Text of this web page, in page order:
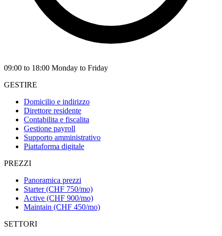
09:00 to 18:00 Monday to Friday
GESTIRE
Domicilio e indirizzo
Direttore residente
Contabilita e fiscalita
Gestione payroll
Supporto amministrativo
Piattaforma digitale
PREZZI
Panoramica prezzi
Starter (CHF 750/mo)
Active (CHF 900/mo)
Maintain (CHF 450/mo)
SETTORI